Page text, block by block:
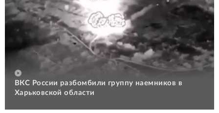
ВКС России разбомбили группу наемников в
Харьковской области